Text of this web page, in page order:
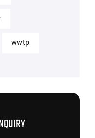
wwtp